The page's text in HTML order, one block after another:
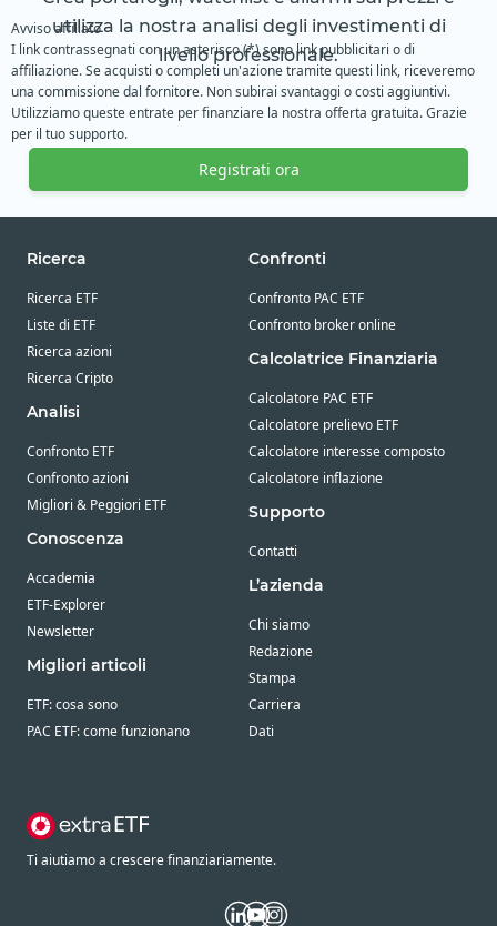
utilizza la nostra analisi degli investimenti di
livello professionale.
Registrati ora
Avviso affiliato
I link contrassegnati con un asterisco (*) sono link pubblicitari o di
affiliazione. Se acquisti o completi un'azione tramite questi link, riceveremo
una commissione dal fornitore. Non subirai svantaggi o costi aggiuntivi.
Utilizziamo queste entrate per finanziare la nostra offerta gratuita. Grazie
per il tuo supporto.
Ricerca
Ricerca ETF
Liste di ETF
Ricerca azioni
Ricerca Cripto
Analisi
Confronto ETF
Confronto azioni
Migliori & Peggiori ETF
Conoscenza
Accademia
ETF-Explorer
Newsletter
Migliori articoli
ETF: cosa sono
PAC ETF: come funzionano
Confronti
Confronto PAC ETF
Confronto broker online
Calcolatrice Finanziaria
Calcolatore PAC ETF
Calcolatore prelievo ETF
Calcolatore interesse composto
Calcolatore inflazione
Supporto
Contatti
L’azienda
Chi siamo
Redazione
Stampa
Carriera
Dati
Ti aiutiamo a crescere finanziariamente.